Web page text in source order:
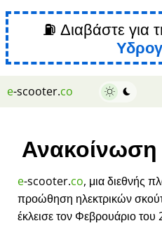
⛽ Διαβάστε για
e-scooter.co
Ανακοίνωση
e-scooter.co, μια διεθνής
προώθηση ηλεκτρικών
έκλεισε τον Φεβρουάριο του